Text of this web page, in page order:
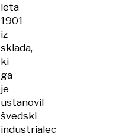
leta
1901
iz
sklada,
ki
ga
je
ustanovil
švedski
industrialec